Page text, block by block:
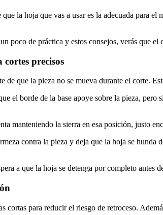
que la hoja que vas a usar es la adecuada para
poco de práctica y estos consejos, verás que
precisos
de que la pieza no se mueva durante el corte.
el borde de la base apoye sobre la pieza,
manteniendo la sierra en esa posición, justo
contra la pieza y deja que la hoja se hunda
a que la hoja se detenga por completo antes
cortas para reducir el riesgo de retroceso.